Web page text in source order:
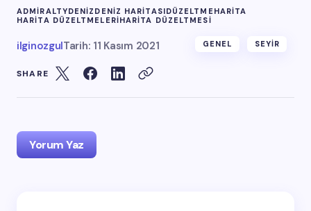
ADMIRALTYDENIZ DENIZ HARITASIDÜZELTMEHARITA
HARITA DÜZELTMELERIHARITA DÜZELTMESI
ilginozgulTarih: 11 Kasım 2021 GENEL SEYIR
SHARE
Yorum Yaz